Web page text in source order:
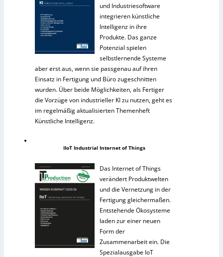
und Industriesoftware
integrieren künstliche
Intelligenz in ihre
Produkte. Das ganze
Potenzial spielen
selbstlernende Systeme
aber erst aus, wenn sie passgenau auf ihren
Einsatz in Fertigung und Büro zugeschnitten
wurden. Über beide Möglichkeiten, als Fertiger
die Vorzüge von industrieller KI zu nutzen, geht es
im regelmäßig aktualisierten Themenheft
Künstliche Intelligenz.
IIoT Industrial Internet of Things
Das Internet of Things
verändert Produktwelten
und die Vernetzung in der
Fertigung gleichermaßen.
Entstehende Ökosysteme
laden zur einer neuen
Form der
Zusammenarbeit ein. Die
Spezialausgabe IoT